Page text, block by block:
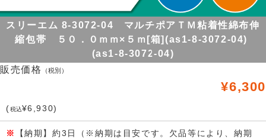
スリーエム 8-3072-04 マルチポアＴＭ粘着性綿布伸
縮包帯 ５０．０ｍｍ×５ｍ[箱](as1-8-3072-04)
(as1-8-3072-04)
販売価格
（税別）
¥6,300
(税込¥6,930)
※
【納期】約3日（※納期は目安です。欠品等により、納期